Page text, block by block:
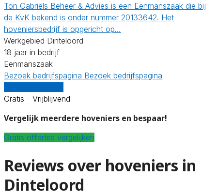
Ton Gabriëls Beheer & Advies is een Eenmanszaak die bij
de KvK bekend is onder nummer 20133642. Het
hoveniersbedrijf is opgericht op…
Werkgebied Dinteloord
18 jaar in bedrijf
Eenmanszaak
Bezoek bedrijfspagina Bezoek bedrijfspagina
Gratis - Vrijblijvend
Vergelijk meerdere hoveniers en bespaar!
Gratis offertes vergelijken
Reviews over hoveniers in
Dinteloord